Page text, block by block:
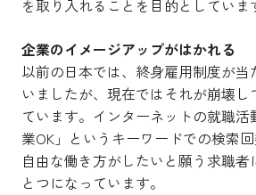
を取り入れることを目的としていま
企業のイメージアップがはかれる
以前の日本では、終身雇用制度が当
いましたが、現在ではそれが崩壊
ています。インターネットの就職
業OK」というキーワードでの検索回
自由な働き方がしたいと願う求職
とつになっています。